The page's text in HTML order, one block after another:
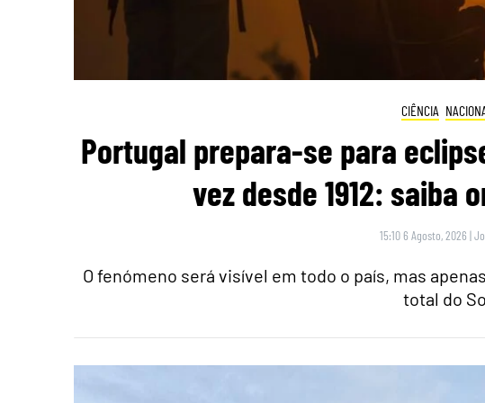
CIÊNCIA
Portugal prepara-se para
vez desde 1912: saiba
15:10 6 Agosto, 2026 |
O fenómeno será visível em todo o país, mas
total do